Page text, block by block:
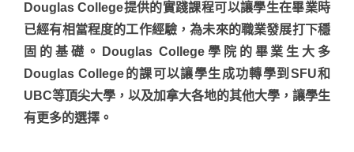
Douglas College提供的實踐課程可以讓學生在畢業時
已經有相當程度的工作經驗，為未來的職業發展打下穩
固的基礎。Douglas College學院的畢業生大多
Douglas College的課可以讓學生成功轉學到SFU和
UBC等頂尖大學，以及加拿大各地的其他大學，讓學生
有更多的選擇。